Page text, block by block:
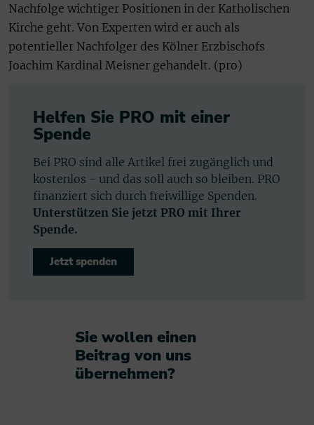
Nachfolge wichtiger Positionen in der Katholischen
Kirche geht. Von Experten wird er auch als
potentieller Nachfolger des Kölner Erzbischofs
Joachim Kardinal Meisner gehandelt. (pro)
Helfen Sie PRO mit einer
Spende
Bei PRO sind alle Artikel frei zugänglich und
kostenlos - und das soll auch so bleiben. PRO
finanziert sich durch freiwillige Spenden.
Unterstützen Sie jetzt PRO mit Ihrer
Spende.
Jetzt spenden
Sie wollen einen
Beitrag von uns
übernehmen?​